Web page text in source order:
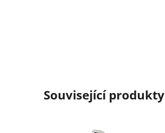
Související produkty